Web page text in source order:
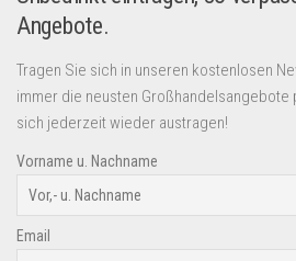
Angebote.
Tragen Sie sich in unseren kostenlosen
immer die neusten Großhandelsangebote
sich jederzeit wieder austragen!
Vorname u. Nachname
Email